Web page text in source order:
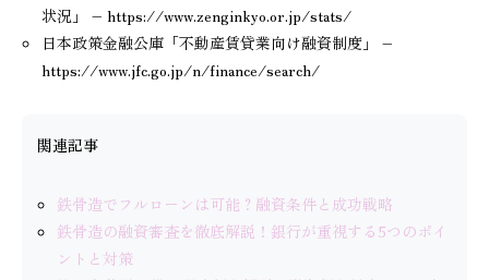
状況」 – https://www.zenginkyo.or.jp/stats/
日本政策金融公庫「不動産賃貸業向け融資制度」 –
https://www.jfc.go.jp/n/finance/search/
関連記事
鉄骨造でフルローンは可能？融資条件と成功戦略
鉄骨造の融資審査を徹底解説！銀行が重視する5つのポイ
ントと対策